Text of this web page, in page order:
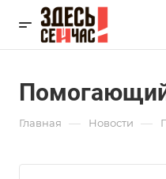
Главная — Новости —